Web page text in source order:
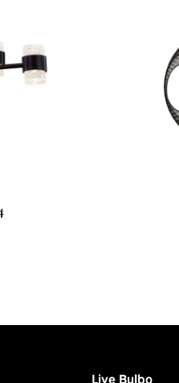
Live Bulbo